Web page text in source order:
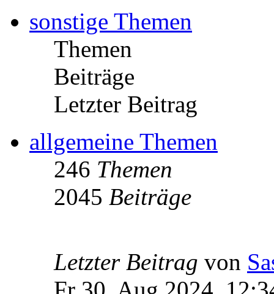
sonstige Themen
Themen
Beiträge
Letzter Beitrag
allgemeine Themen
246 Themen
2045 Beiträge
Letzter Beitrag von